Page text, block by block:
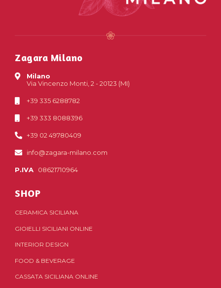
Zagara Milano
Milano
Via Vincenzo Monti, 2 - 20123 (MI)
+39 335 6288782
+39 333 8088396
+39 02 49780409
info@zagara-milano.com
P.IVA 08621710964
SHOP
CERAMICA SICILIANA
GIOIELLI SICILIANI ONLINE
INTERIOR DESIGN
FOOD & BEVERAGE
CASSATA SICILIANA ONLINE